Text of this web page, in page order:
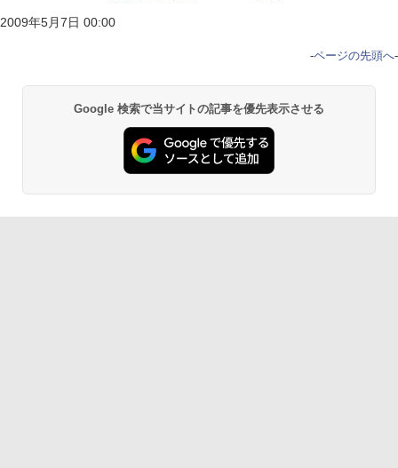
2009年5月7日 00:00
-ページの先頭へ-
Google 検索で当サイトの記事を優先表示させる